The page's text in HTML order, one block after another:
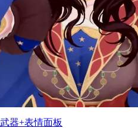
器+表情面板